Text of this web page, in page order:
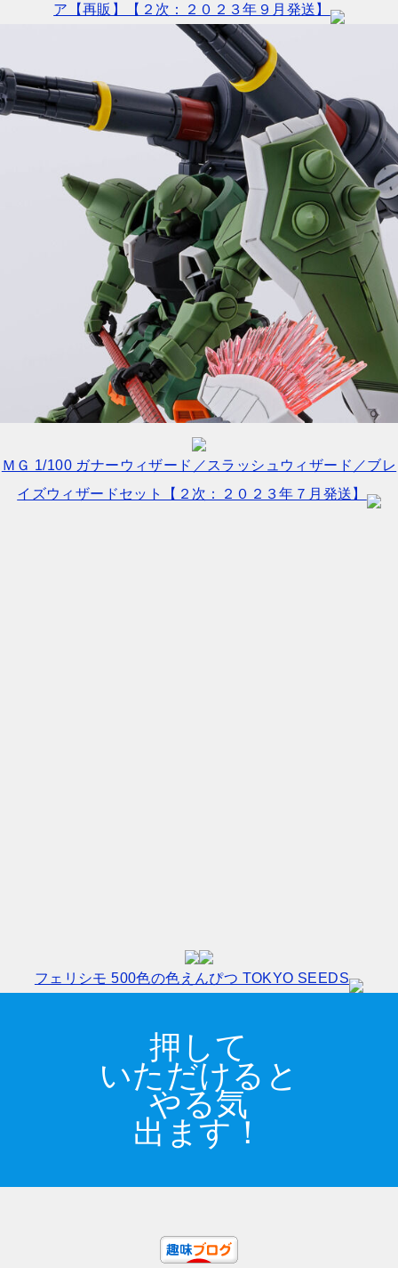
ア【再販】【２次：２０２３年９月発送】
ＭＧ 1/100 ガナーウィザード／スラッシュウィザード／ブレ
イズウィザードセット【２次：２０２３年７月発送】
フェリシモ 500色の色えんぴつ TOKYO SEEDS
押して
いただけると
やる気
出ます！